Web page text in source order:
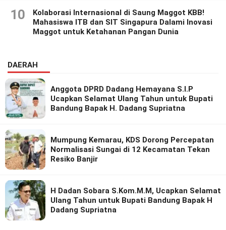
10
Kolaborasi Internasional di Saung Maggot KBB!
Mahasiswa ITB dan SIT Singapura Dalami Inovasi
Maggot untuk Ketahanan Pangan Dunia
DAERAH
Anggota DPRD Dadang Hemayana S.I.P
Ucapkan Selamat Ulang Tahun untuk Bupati
Bandung Bapak H. Dadang Supriatna
Mumpung Kemarau, KDS Dorong Percepatan
Normalisasi Sungai di 12 Kecamatan Tekan
Resiko Banjir
H Dadan Sobara S.Kom.M.M, Ucapkan Selamat
Ulang Tahun untuk Bupati Bandung Bapak H
Dadang Supriatna